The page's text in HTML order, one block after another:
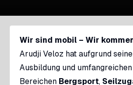
Wir sind mobil – Wir
Arudji Veloz hat aufgrund
Ausbildung und
Bereichen Bergsport,